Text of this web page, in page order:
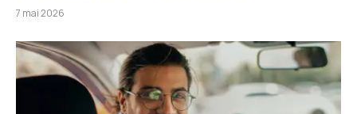
7 mai 2026